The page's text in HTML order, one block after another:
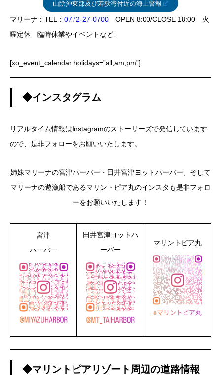
山陰沖東部及び若狭湾付近の海上警報
マリーナ：TEL： 0772-27-0700 OPEN 8:00/CLOSE 18:00 火
曜定休 臨時休業やイベントなど↓
[xo_event_calendar holidays=”all,am,pm”]
◆インスタグラム
リアルタイム情報はInstagramのストーリーズで発信しています
ので、是非フォローをお願いいたします。
姉妹マリーナの宮津ハーバー・田井宮津ヨットハーバー、そして
マリーナの遊漁船であるマリントピア丸のインスタも是非フォロ
ーをお願いいたします！
宮津
ハーバー
田井宮津ヨットハ
ーバー
マリントピア丸
◆マリントピアリゾート周辺の道路情報